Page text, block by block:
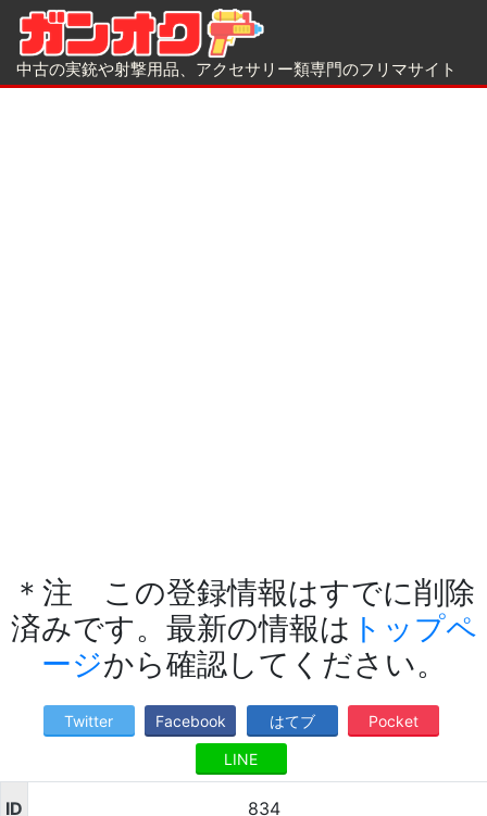
中古の実銃や射撃用品、アクセサリー類専門のフリマサイト
＊注 この登録情報はすでに削除
済みです。最新の情報は トップペ
ージから確認してください。
Twitter Facebook はてブ Pocket
LINE
ID 834